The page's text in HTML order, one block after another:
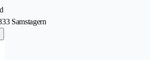
Samstagern